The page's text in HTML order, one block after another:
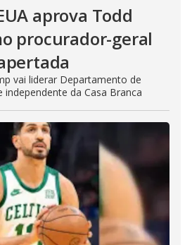
aprova Todd
procurador-geral
vai liderar Departamento de
independente da Casa Branca